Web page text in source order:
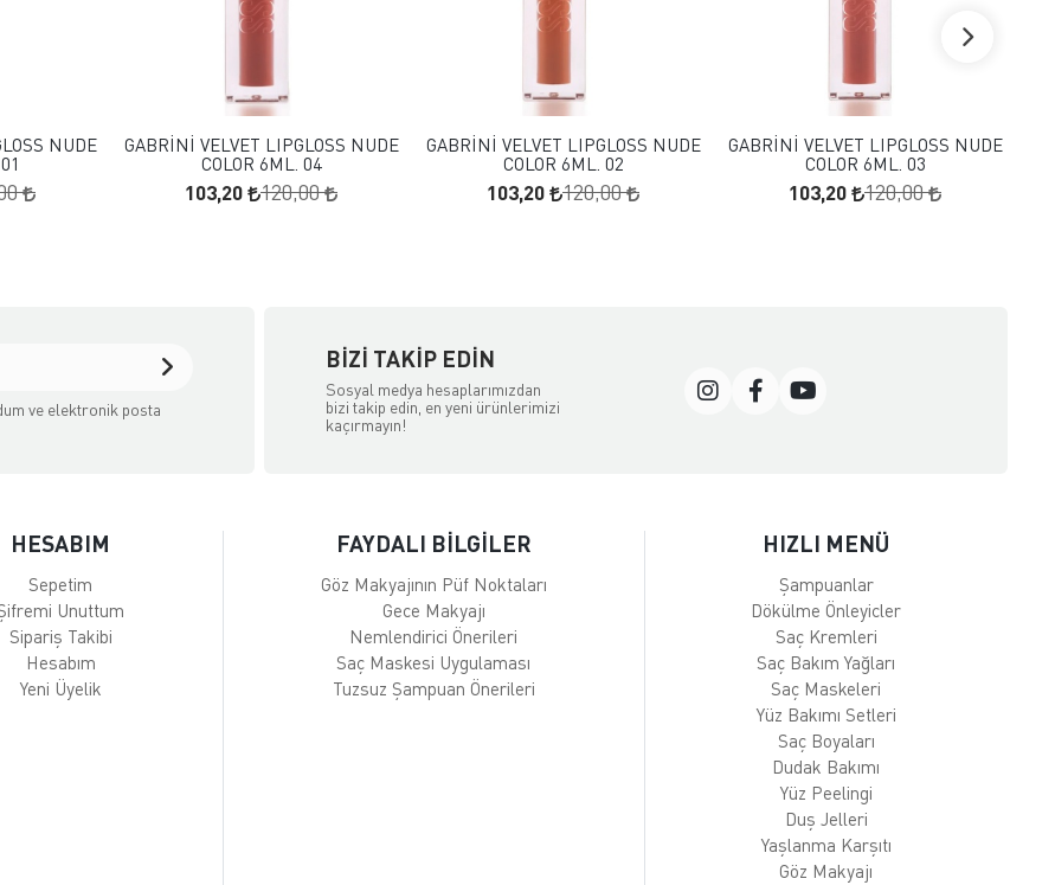
NUDE
FAVORILERE EKLE
GABRİNİ VELVET LIPGLOSS NUDE
COLOR 6ML. 04
103,20 120,00
FAVORILERE EKLE
GABRİNİ VELVET LIPGLOSS NUDE
COLOR 6ML. 02
103,20 120,00
FAVORILERE EKLE
GABRİNİ VELVET LIPGLOSS NUDE
COLOR 6ML. 03
103,20 120,00
ve elektronik posta
BIZI TAKIP EDIN
Sosyal medya hesaplarımızdan
bizi takip edin, en yeni ürünlerimizi
kaçırmayın!
HESABIM
Sepetim
Unuttum
Sipariş Takibi
Hesabım
Yeni Üyelik
FAYDALI BİLGİLER
Göz Makyajının Püf Noktaları
Gece Makyajı
Nemlendirici Önerileri
Saç Maskesi Uygulaması
Tuzsuz Şampuan Önerileri
HIZLI MENÜ
Şampuanlar
Dökülme Önleyicler
Saç Kremleri
Saç Bakım Yağları
Saç Maskeleri
Yüz Bakımı Setleri
Saç Boyaları
Dudak Bakımı
Yüz Peelingi
Duş Jelleri
Yaşlanma Karşıtı
Göz Makyajı